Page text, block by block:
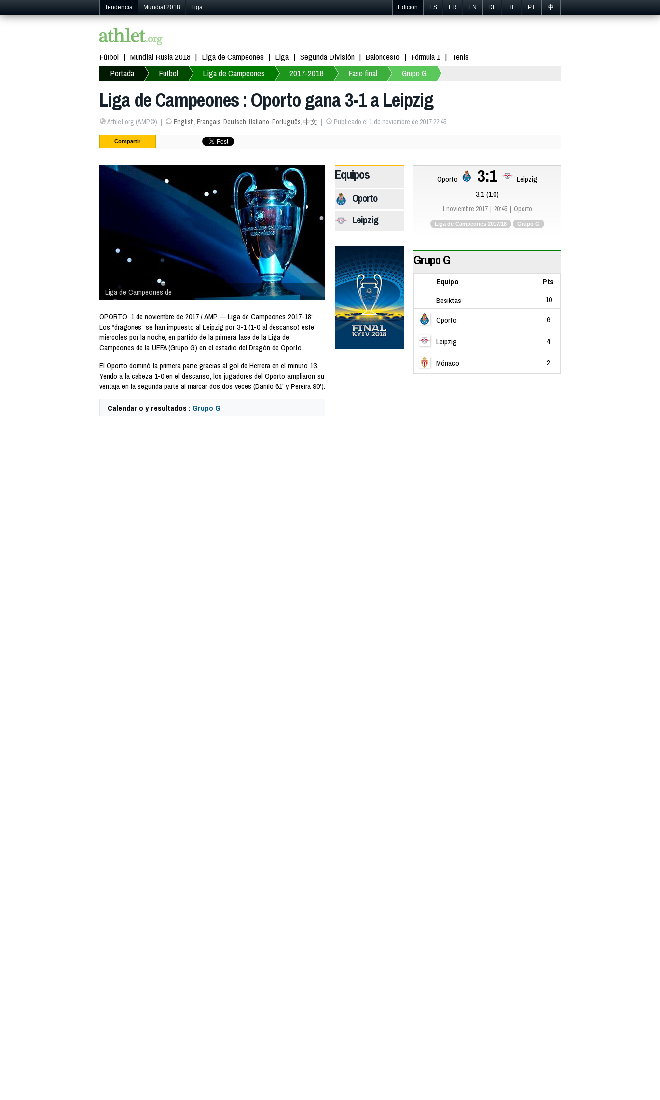
Tendencia Mundial 2018 Liga Edición ES FR EN DE IT PT 中
Fútbol Mundial Rusia 2018 Liga de Campeones Liga Segunda División Baloncesto Fórmula 1
Tenis
Portada
Fútbol Liga de Campeones 2017-2018 Fase final Grupo G
Liga de Campeones : Oporto gana 3-1 a Leipzig
Athlet.org (AMP©) English, Français, Deutsch, Italiano, Português, 中文 Publicado el 1 de noviembre de 2017 22:45
Compartir
Liga de Campeones de
OPORTO, 1 de noviembre de 2017 / AMP — Liga de Campeones 2017-18:
Los “dragones” se han impuesto al Leipzig por 3-1 (1-0 al descanso) este
miercoles por la noche, en partido de la primera fase de la Liga de
Campeones de la UEFA (Grupo G) en el estadio del Dragón de Oporto.
El Oporto dominó la primera parte gracias al gol de Herrera en el minuto 13.
Yendo a la cabeza 1-0 en el descanso, los jugadores del Oporto ampliaron su
ventaja en la segunda parte al marcar dos dos veces (Danilo 61' y Pereira 90').
Calendario y resultados : Grupo G
Equipos
Oporto
Leipzig
Oporto 3:1
Leipzig
3:1 (1:0)
1 noviembre 2017 20:45 Oporto
Liga de Campeones 2017/18 Grupo G
Grupo G
Equipo
Pts
Besiktas
10
Oporto 6
Leipzig 4
Mónaco 2